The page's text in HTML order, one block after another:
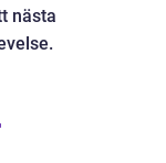
nästa